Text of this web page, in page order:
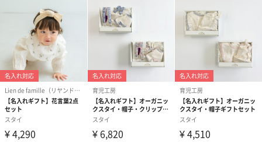
文字以外を小文字に変更して刺繍する場合があります。
あり（770円）